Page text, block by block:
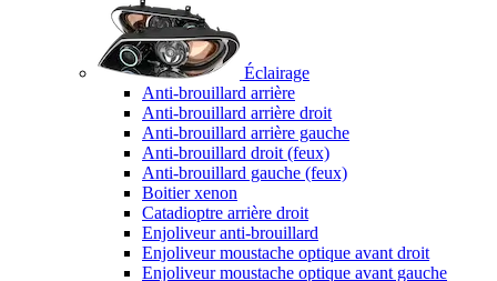
Éclairage
Anti-brouillard arrière
Anti-brouillard arrière droit
Anti-brouillard arrière gauche
Anti-brouillard droit (feux)
Anti-brouillard gauche (feux)
Boitier xenon
Catadioptre arrière droit
Enjoliveur anti-brouillard
Enjoliveur moustache optique avant droit
Enjoliveur moustache optique avant gauche